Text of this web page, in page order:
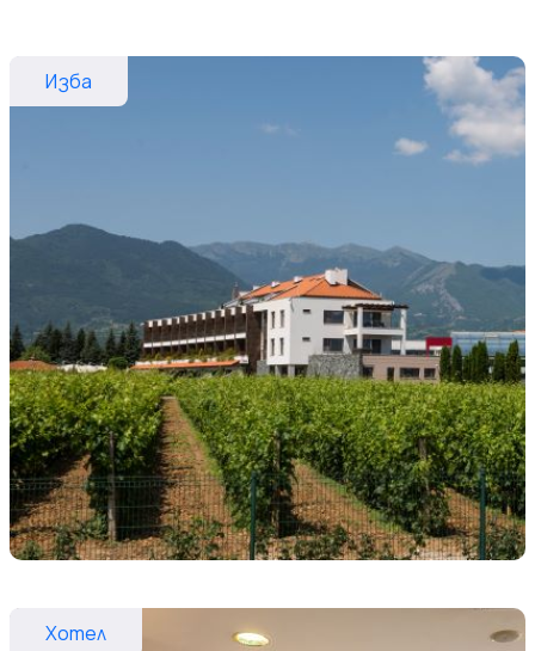
Изба
Хотел